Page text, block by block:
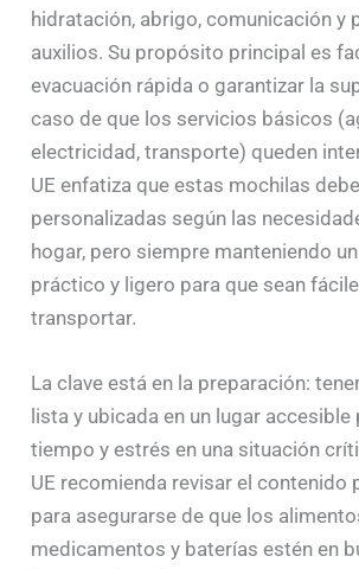
hidratación, abrigo, comunicación y
auxilios. Su propósito principal es
evacuación rápida o garantizar la
caso de que los servicios básicos
electricidad, transporte) queden
UE enfatiza que estas mochilas
personalizadas según las
hogar, pero siempre manteniendo
práctico y ligero para que sean
transportar.
La clave está en la preparación:
lista y ubicada en un lugar
tiempo y estrés en una situación
UE recomienda revisar el contenido
para asegurarse de que los
medicamentos y baterías estén en